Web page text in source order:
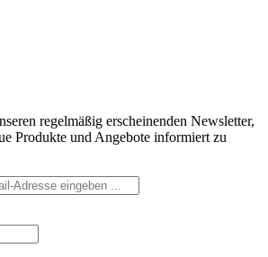
regelmäßig erscheinenden Newsletter,
Produkte und Angebote informiert zu